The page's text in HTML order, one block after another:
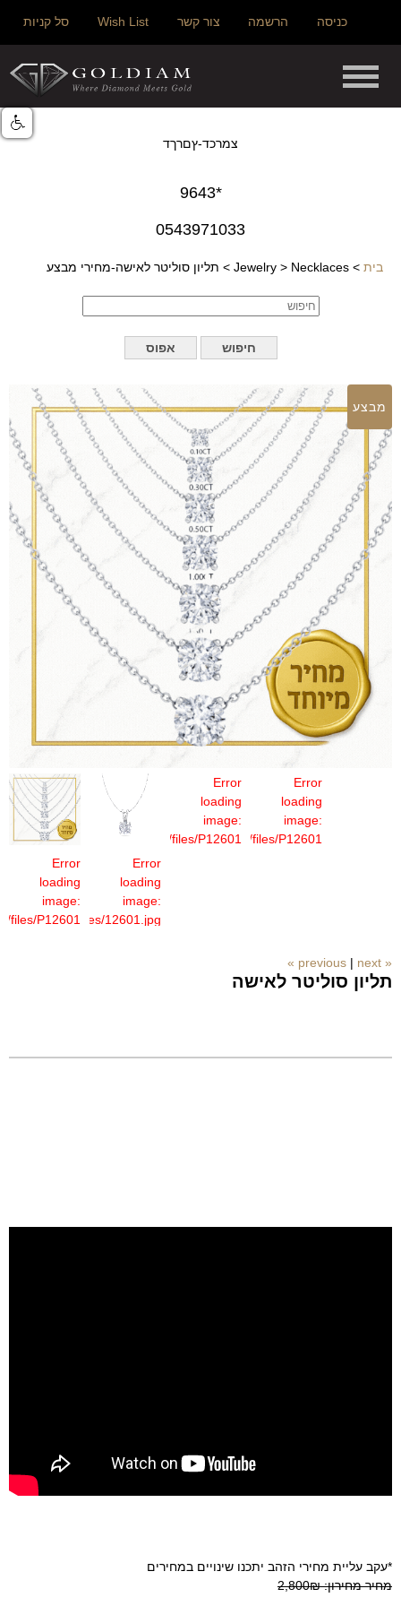
כניסה הרשמה צור קשר Wish List סל קניות
צמרכד-ץםרךד
*9643
0543971033
בית >
Jewelry > Necklaces
> תליון סוליטר לאישה-מחירי מבצע
מבצע
Error
loading
image:
/sites/default/files/P12601
Error
loading
image:
/sites/default/files/P12601
Error
loading
image:
files/P12601
Error
loading
image:
/sites/default/files/12601.jpg
« previous
| next »
תליון סוליטר לאישה
*עקב עליית מחירי הזהב יתכנו שינויים במחירים
מחיר מחירון:2,800₪